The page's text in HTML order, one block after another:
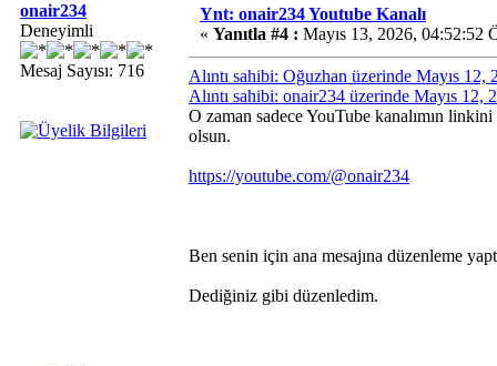
onair234
Deneyimli
Mesaj Sayısı: 716
Ynt: onair234 Youtube Kanalı
« Yanıtla #4 : Mayıs 13, 2026, 04:52:52
Alıntı sahibi: Oğuzhan üzerinde Mayıs 12,
Alıntı sahibi: onair234 üzerinde Mayıs 12,
O zaman sadece YouTube kanalımın
olsun.
https://youtube.com/@onair234
Ben senin için ana mesajına düzenleme
Dediğiniz gibi düzenledim.